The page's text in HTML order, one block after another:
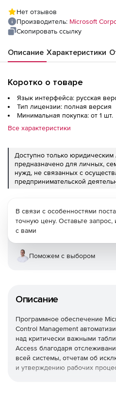
Нет отзывов
Производитель: Microsoft
Скопировать ссылку
Описание Характеристики
Коротко о товаре
Язык интерфейса: русская
Тип лицензии: полная версия
Минимальная покупка: от 1 шт.
Все характеристики
Доступно только
предназначено для личных,
нужд, не связанных с
предпринимательской
Описание
Программное обеспечение
Control Management
над критически важными
Access благодаря
всей системы, отчетам об
и утверждению рабочих
В связи с особенностями
точную цену. Оставьте
с вами
Поможем с выбором